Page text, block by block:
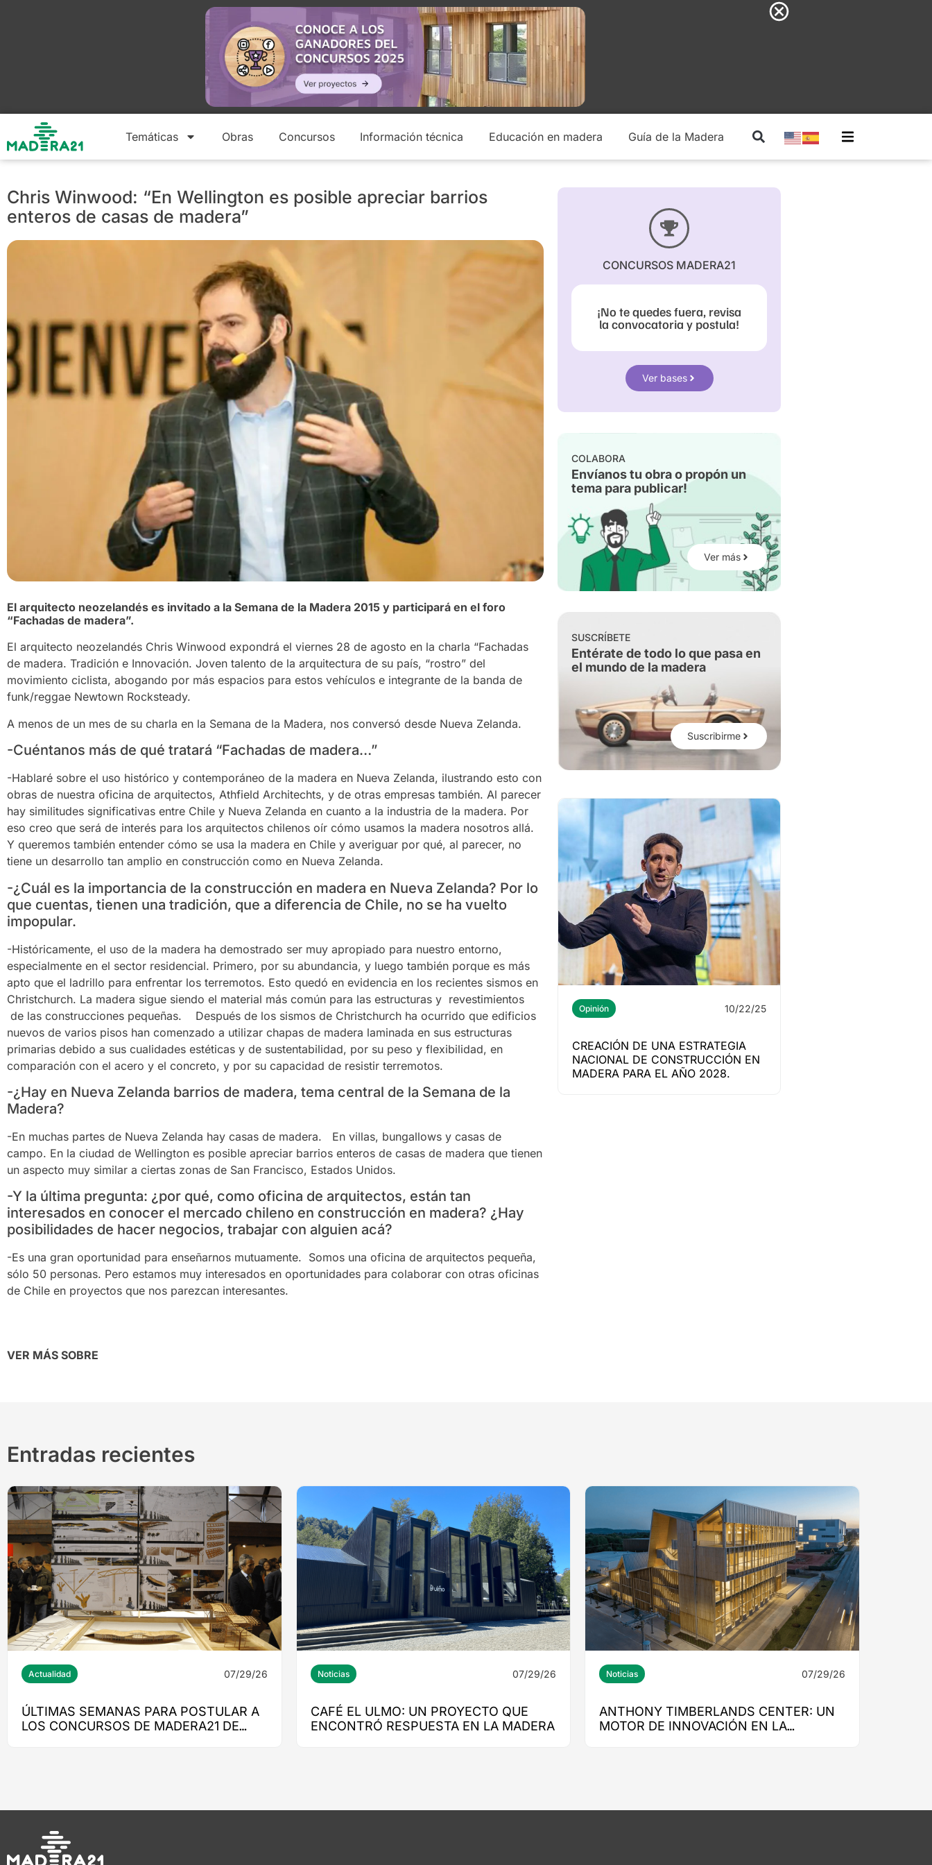
Temáticas Obras Concursos Información técnica Educación en madera Guía de la Madera
Chris Winwood: “En Wellington es posible apreciar barrios
enteros de casas de madera”
El arquitecto neozelandés es invitado a la Semana de la Madera 2015 y participará en el foro
“Fachadas de madera”.
El arquitecto neozelandés Chris Winwood expondrá el viernes 28 de agosto en la charla “Fachadas
de madera. Tradición e Innovación. Joven talento de la arquitectura de su país, “rostro” del
movimiento ciclista, abogando por más espacios para estos vehículos e integrante de la banda de
funk/reggae Newtown Rocksteady.
A menos de un mes de su charla en la Semana de la Madera, nos conversó desde Nueva Zelanda.
-Cuéntanos más de qué tratará “Fachadas de madera…”
-Hablaré sobre el uso histórico y contemporáneo de la madera en Nueva Zelanda, ilustrando esto con
obras de nuestra oficina de arquitectos, Athfield Architechts, y de otras empresas también. Al parecer
hay similitudes significativas entre Chile y Nueva Zelanda en cuanto a la industria de la madera. Por
eso creo que será de interés para los arquitectos chilenos oír cómo usamos la madera nosotros allá.
Y queremos también entender cómo se usa la madera en Chile y averiguar por qué, al parecer, no
tiene un desarrollo tan amplio en construcción como en Nueva Zelanda.
-¿Cuál es la importancia de la construcción en madera en Nueva Zelanda? Por lo
que cuentas, tienen una tradición, que a diferencia de Chile, no se ha vuelto
impopular.
-Históricamente, el uso de la madera ha demostrado ser muy apropiado para nuestro entorno,
especialmente en el sector residencial. Primero, por su abundancia, y luego también porque es más
apto que el ladrillo para enfrentar los terremotos. Esto quedó en evidencia en los recientes sismos en
Christchurch. La madera sigue siendo el material más común para las estructuras y revestimientos
de las construcciones pequeñas. Después de los sismos de Christchurch ha ocurrido que edificios
nuevos de varios pisos han comenzado a utilizar chapas de madera laminada en sus estructuras
primarias debido a sus cualidades estéticas y de sustentabilidad, por su peso y flexibilidad, en
comparación con el acero y el concreto, y por su capacidad de resistir terremotos.
-¿Hay en Nueva Zelanda barrios de madera, tema central de la Semana de la
Madera?
-En muchas partes de Nueva Zelanda hay casas de madera. En villas, bungallows y casas de
campo. En la ciudad de Wellington es posible apreciar barrios enteros de casas de madera que tienen
un aspecto muy similar a ciertas zonas de San Francisco, Estados Unidos.
-Y la última pregunta: ¿por qué, como oficina de arquitectos, están tan
interesados en conocer el mercado chileno en construcción en madera? ¿Hay
posibilidades de hacer negocios, trabajar con alguien acá?
-Es una gran oportunidad para enseñarnos mutuamente. Somos una oficina de arquitectos pequeña,
sólo 50 personas. Pero estamos muy interesados en oportunidades para colaborar con otras oficinas
de Chile en proyectos que nos parezcan interesantes.
VER MÁS SOBRE
CONCURSOS MADERA21
¡No te quedes fuera, revisa
la convocatoria y postula!
Ver bases
COLABORA
Envíanos tu obra o propón un
tema para publicar!
Ver más
SUSCRÍBETE
Entérate de todo lo que pasa en
el mundo de la madera
Suscribirme
Opinión 10/22/25
CREACIÓN DE UNA ESTRATEGIA
NACIONAL DE CONSTRUCCIÓN EN
MADERA PARA EL AÑO 2028.
Entradas recientes
Actualidad 07/29/26
ÚLTIMAS SEMANAS PARA POSTULAR A
LOS CONCURSOS DE MADERA21 DE
Noticias 07/29/26
CAFÉ EL ULMO: UN PROYECTO QUE
ENCONTRÓ RESPUESTA EN LA MADERA
Noticias 07/29/26
ANTHONY TIMBERLANDS CENTER: UN
MOTOR DE INNOVACIÓN EN LA